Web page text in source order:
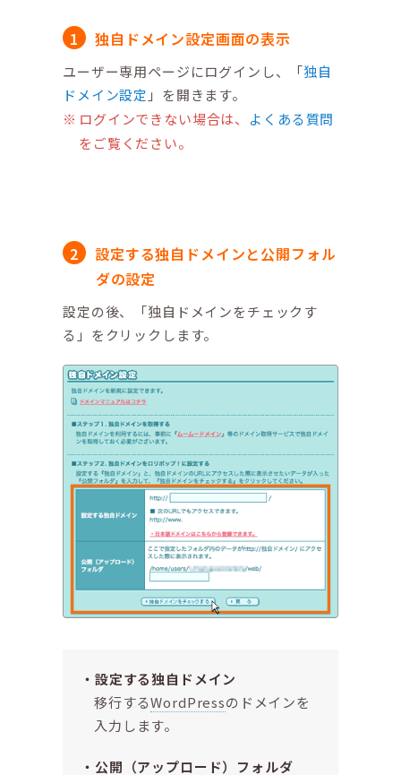
独自ドメイン設定画面の表示
ユーザー専用ページにログインし、「独自
ドメイン設定 」を開きます。
ログインできない場合は、 よくある質問
をご覧ください。
設定する独自ドメインと公開フォル
ダの設定
設定の後、「独自ドメインをチェックす
る」をクリックします。
設定する独自ドメイン
移行するWordPressのドメインを
入力します。
公開（アップロード）フォルダ